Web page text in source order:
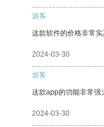
游客
这款软件的价格非常实
2024-03-30
游客
这款app的功能非常强
2024-03-30